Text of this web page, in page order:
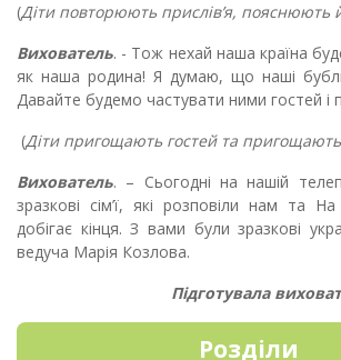
(Діти повторюють прислів’я, пояснюють
Вихователь. - Тож нехай наша країна
як наша родина! Я думаю, що наші
Давайте будемо частувати ними гостей і
(Діти пригощають гостей та
Вихователь. – Сьогодні на нашій
зразкові сім’ї, які розповіли нам та
добігає кінця. З вами були зразкові
ведуча Марія Козлова.
Підготувала
Розділи